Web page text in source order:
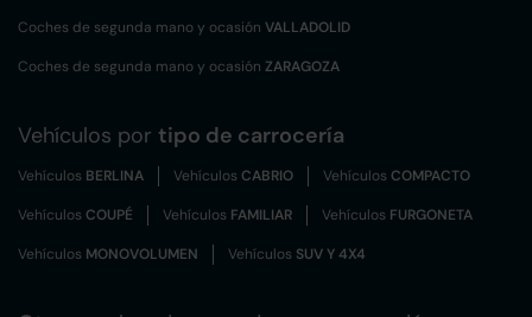
Coches de segunda mano y ocasión VALLADOLID
Coches de segunda mano y ocasión ZARAGOZA
Vehículos por tipo de carrocería
Vehículos BERLINA VehículosCABRIO VehículosCOMPACTO
VehículosCOUPÉ Vehículos FAMILIAR Vehículos FURGONETA
Vehículos MONOVOLUMEN Vehículos SUV Y 4X4